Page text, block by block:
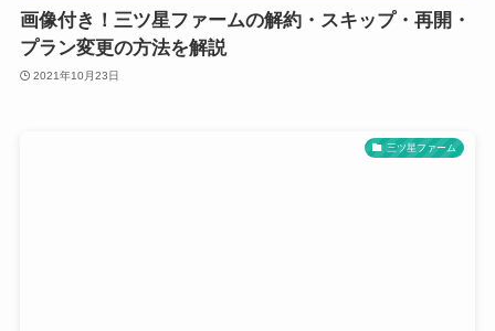
画像付き！三ツ星ファームの解約・スキップ・再開・
プラン変更の方法を解説
2021年10月23日
三ツ星ファーム